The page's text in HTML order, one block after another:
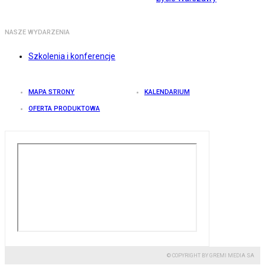
NASZE WYDARZENIA
Szkolenia i konferencje
MAPA STRONY KALENDARIUM
OFERTA PRODUKTOWA
© COPYRIGHT BY GREMI MEDIA SA